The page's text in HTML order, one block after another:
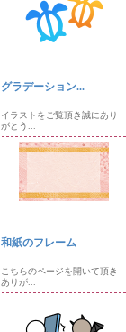
グラデーション...
イラストをご覧頂き誠にあり
がとう...
和紙のフレーム
こちらのページを開いて頂き
ありが...